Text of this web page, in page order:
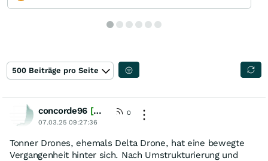
500 Beiträge pro Seite
concorde96 [wO]
0
07.03.25 09:27:36
Tonner Drones, ehemals Delta Drone, hat eine bewegte
Vergangenheit hinter sich. Nach Umstrukturierung und